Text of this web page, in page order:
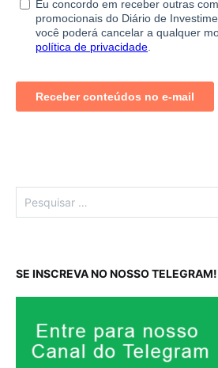
Pesquisar
por:
SE INSCREVA NO NOSSO TELEGRAM!